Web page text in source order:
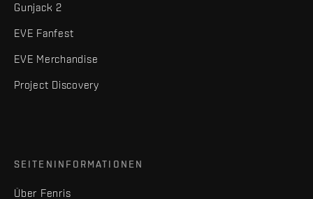
Gunjack 2
EVE Fanfest
EVE Merchandise
Project Discovery
SEITENINFORMATIONEN
Über Fenris